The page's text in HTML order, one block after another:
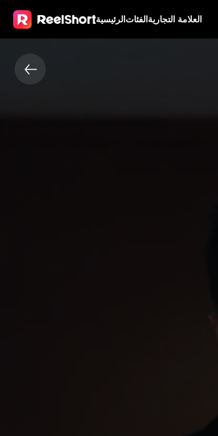
الرئيسيةالفئاتالعلامة التجارية